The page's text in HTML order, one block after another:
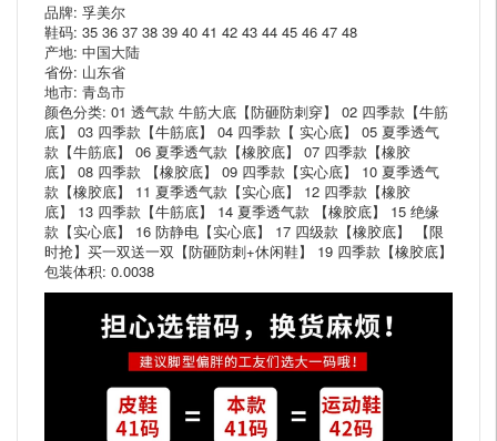
品牌: 孚美尔
鞋码: 35 36 37 38 39 40 41 42 43 44 45 46 47 48
产地: 中国大陆
省份: 山东省
地市: 青岛市
颜色分类: 01 透气款 牛筋大底【防砸防刺穿】 02 四季款【牛筋
底】 03 四季款【牛筋底】 04 四季款【 实心底】 05 夏季透气
款【牛筋底】 06 夏季透气款【橡胶底】 07 四季款【橡胶
底】 08 四季款 【橡胶底】 09 四季款【实心底】 10 夏季透气
款【橡胶底】 11 夏季透气款【实心底】 12 四季款【橡胶
底】 13 四季款【牛筋底】 14 夏季透气款 【橡胶底】 15 绝缘
款【实心底】 16 防静电【实心底】 17 四级款【橡胶底】 【限
时抢】买一双送一双【防砸防刺+休闲鞋】 19 四季款【橡胶底】
包装体积: 0.0038